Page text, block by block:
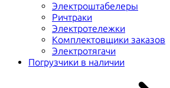
Электроштабелеры
Ричтраки
Электротележки
Комплектовщики заказов
Электротягачи
Погрузчики в наличии